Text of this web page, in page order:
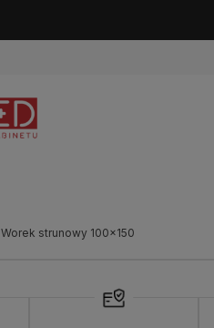
Worek strunowy 100x150